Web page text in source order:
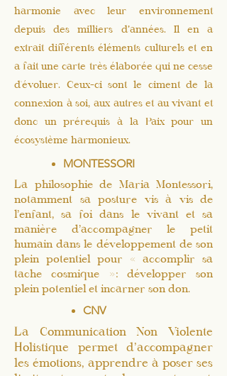
harmonie avec leur environnement
depuis des milliers d’années. Il en a
extrait différents éléments culturels et en
a fait une carte très élaborée qui ne cesse
d'évoluer. Ceux-ci sont le ciment de la
connexion à soi, aux autres et au vivant et
donc un prérequis à la Paix pour un
écosystème harmonieux.
MONTESSORI
La philosophie de Maria Montessori,
notamment sa posture vis à vis de
l’enfant, sa foi dans le vivant et sa
manière d’accompagner le petit
humain dans le développement de son
plein potentiel pour « accomplir sa
tache cosmique »: développer son
plein potentiel et incarner son don.
CNV
La Communication Non Violente
Holistique permet d’accompagner
les émotions, apprendre à poser ses